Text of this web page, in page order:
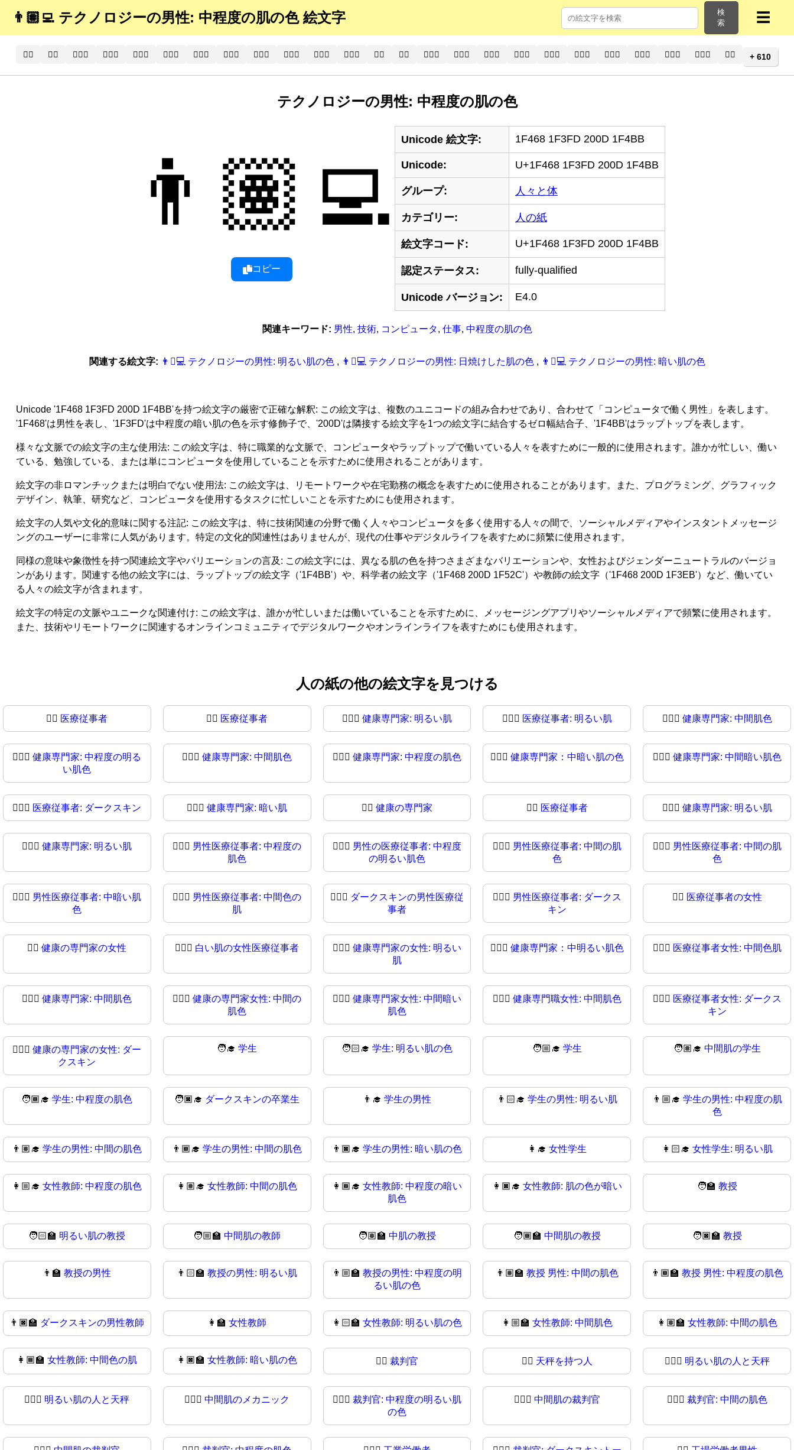
👨🏽‍💻 テクノロジーの男性: 中程度の肌の色 絵文字
検
索
☰
🧑‍⚕️ 🧑‍⚕ 🧑🏻‍⚕️ 🧑🏻‍⚕ 🧑🏼‍⚕️ 🧑🏼‍⚕ 🧑🏽‍⚕️ 🧑🏽‍⚕ 🧑🏾‍⚕️ 🧑🏾‍⚕ 🧑🏿‍⚕️ 🧑🏿‍⚕ 👨‍⚕️ 👨‍⚕ 👨🏻‍⚕️ 👨🏻‍⚕ 👨🏼‍⚕️ 👨🏼‍⚕ 👨🏽‍⚕️ 👨🏽‍⚕ 👨🏾‍⚕️ 👨🏾‍⚕ 👨🏿‍⚕️ 👨🏿‍⚕ 👩‍⚕️ + 610
テクノロジーの男性: 中程度の肌の色
👨🏽‍💻
コピー
Unicode 絵文字: 1F468 1F3FD 200D 1F4BB
Unicode: U+1F468 1F3FD 200D 1F4BB
グループ: 人々と体
カテゴリー: 人の紙
絵文字コード: U+1F468 1F3FD 200D 1F4BB
認定ステータス: fully-qualified
Unicode バージョン: E4.0
関連キーワード: 男性, 技術, コンピュータ, 仕事, 中程度の肌の色
関連する絵文字: 👨‍🏻‍‍‍💻 テクノロジーの男性: 明るい肌の色 , 👨‍🏾‍‍‍💻 テクノロジーの男性: 日焼けした肌の色 , 👨‍🏿‍‍‍💻 テクノロジーの男性: 暗い肌の色
Unicode '1F468 1F3FD 200D 1F4BB'を持つ絵文字の厳密で正確な解釈: この絵文字は、複数のユニコードの組み合わせであり、合わせて「コンピュータで働く男性」を表します。
'1F468'は男性を表し、'1F3FD'は中程度の暗い肌の色を示す修飾子で、'200D'は隣接する絵文字を1つの絵文字に結合するゼロ幅結合子、'1F4BB'はラップトップを表します。
様々な文脈での絵文字の主な使用法: この絵文字は、特に職業的な文脈で、コンピュータやラップトップで働いている人々を表すために一般的に使用されます。誰かが忙しい、働い
ている、勉強している、または単にコンピュータを使用していることを示すために使用されることがあります。
絵文字の非ロマンチックまたは明白でない使用法: この絵文字は、リモートワークや在宅勤務の概念を表すために使用されることがあります。また、プログラミング、グラフィック
デザイン、執筆、研究など、コンピュータを使用するタスクに忙しいことを示すためにも使用されます。
絵文字の人気や文化的意味に関する注記: この絵文字は、特に技術関連の分野で働く人々やコンピュータを多く使用する人々の間で、ソーシャルメディアやインスタントメッセージ
ングのユーザーに非常に人気があります。特定の文化的関連性はありませんが、現代の仕事やデジタルライフを表すために頻繁に使用されます。
同様の意味や象徴性を持つ関連絵文字やバリエーションの言及: この絵文字には、異なる肌の色を持つさまざまなバリエーションや、女性およびジェンダーニュートラルのバージョ
ンがあります。関連する他の絵文字には、ラップトップの絵文字（'1F4BB'）や、科学者の絵文字（'1F468 200D 1F52C'）や教師の絵文字（'1F468 200D 1F3EB'）など、働いてい
る人々の絵文字が含まれます。
絵文字の特定の文脈やユニークな関連付け: この絵文字は、誰かが忙しいまたは働いていることを示すために、メッセージングアプリやソーシャルメディアで頻繁に使用されます。
また、技術やリモートワークに関連するオンラインコミュニティでデジタルワークやオンラインライフを表すためにも使用されます。
人の紙の他の絵文字を見つける
🧑‍⚕️ 医療従事者 🧑‍⚕ 医療従事者 🧑🏻‍⚕️ 健康専門家: 明るい肌 🧑🏻‍⚕ 医療従事者: 明るい肌 🧑🏼‍⚕️ 健康専門家: 中間肌色
🧑🏼‍⚕健康専門家: 中程度の明る
い肌色
🧑🏽‍⚕️健康専門家: 中間肌色 🧑🏽‍⚕ 健康専門家: 中程度の肌色 🧑🏾‍⚕️ 健康専門家：中暗い肌の色 🧑🏾‍⚕ 健康専門家: 中間暗い肌色
🧑🏿‍⚕️ 医療従事者: ダークスキン 🧑🏿‍⚕健康専門家: 暗い肌 👨‍⚕️ 健康の専門家 👨‍⚕ 医療従事者 👨🏻‍⚕️ 健康専門家: 明るい肌
👨🏻‍⚕健康専門家: 明るい肌 👨🏼‍⚕️ 男性医療従事者: 中程度の
肌色
👨🏼‍⚕ 男性の医療従事者: 中程度
の明るい肌色
👨🏽‍⚕️ 男性医療従事者: 中間の肌
色
👨🏽‍⚕ 男性医療従事者: 中間の肌
色
👨🏾‍⚕️ 男性医療従事者: 中暗い肌
色
👨🏾‍⚕ 男性医療従事者: 中間色の
肌
👨🏿‍⚕️ ダークスキンの男性医療従
事者
👨🏿‍⚕ 男性医療従事者: ダークス
キン
👩‍⚕️ 医療従事者の女性
👩‍⚕健康の専門家の女性 👩🏻‍⚕️ 白い肌の女性医療従事者 👩🏻‍⚕ 健康専門家の女性: 明るい
肌
👩🏼‍⚕️ 健康専門家：中明るい肌色 👩🏼‍⚕ 医療従事者女性: 中間色肌
👩🏽‍⚕️健康専門家: 中間肌色 👩🏽‍⚕健康の専門家女性: 中間の
肌色
👩🏾‍⚕️ 健康専門家女性: 中間暗い
肌色
👩🏾‍⚕ 健康専門職女性: 中間肌色 👩🏿‍⚕️ 医療従事者女性: ダークス
キン
👩🏿‍⚕健康の専門家の女性: ダー
クスキン
🧑‍🎓学生 🧑🏻‍🎓 学生: 明るい肌の色 🧑🏼‍🎓 学生 🧑🏽‍🎓 中間肌の学生
🧑🏾‍🎓学生: 中程度の肌色 🧑🏿‍🎓 ダークスキンの卒業生 👨‍🎓 学生の男性 👨🏻‍🎓 学生の男性: 明るい肌 👨🏼‍🎓 学生の男性: 中程度の肌
色
👨🏽‍🎓学生の男性: 中間の肌色 👨🏾‍🎓学生の男性: 中間の肌色 👨🏿‍🎓 学生の男性: 暗い肌の色 👩‍🎓 女性学生 👩🏻‍🎓 女性学生: 明るい肌
👩🏼‍🎓女性教師: 中程度の肌色 👩🏽‍🎓女性教師: 中間の肌色 👩🏾‍🎓 女性教師: 中程度の暗い
肌色
👩🏿‍🎓 女性教師: 肌の色が暗い 🧑‍🏫 教授
🧑🏻‍🏫 明るい肌の教授 🧑🏼‍🏫中間肌の教師 🧑🏽‍🏫 中肌の教授 🧑🏾‍🏫 中間肌の教授 🧑🏿‍🏫 教授
👨‍🏫教授の男性 👨🏻‍🏫教授の男性: 明るい肌 👨🏼‍🏫 教授の男性: 中程度の明
るい肌の色
👨🏽‍🏫 教授 男性: 中間の肌色 👨🏾‍🏫 教授 男性: 中程度の肌色
👨🏿‍🏫 ダークスキンの男性教師 👩‍🏫女性教師 👩🏻‍🏫 女性教師: 明るい肌の色 👩🏼‍🏫 女性教師: 中間肌色 👩🏽‍🏫 女性教師: 中間の肌色
👩🏾‍🏫女性教師: 中間色の肌 👩🏿‍🏫女性教師: 暗い肌の色 🧑‍⚖️ 裁判官 🧑‍⚖ 天秤を持つ人 🧑🏻‍⚖️ 明るい肌の人と天秤
🧑🏻‍⚖ 明るい肌の人と天秤 🧑🏼‍⚖️中間肌のメカニック 🧑🏼‍⚖ 裁判官: 中程度の明るい肌
の色
🧑🏽‍⚖️ 中間肌の裁判官 🧑🏽‍⚖ 裁判官: 中間の肌色